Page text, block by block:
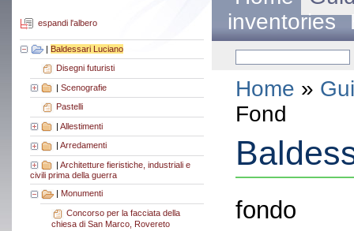
espandi l'albero
| Baldessari Luciano
Disegni futuristi
| Scenografie
Pastelli
| Allestimenti
Arredamenti
| Architetture fieristiche, industriali e
civili prima della guerra
Monumenti
Concorso per la facciata della
chiesa di San Marco, Rovereto
inventories
Home »
Fond
fondo